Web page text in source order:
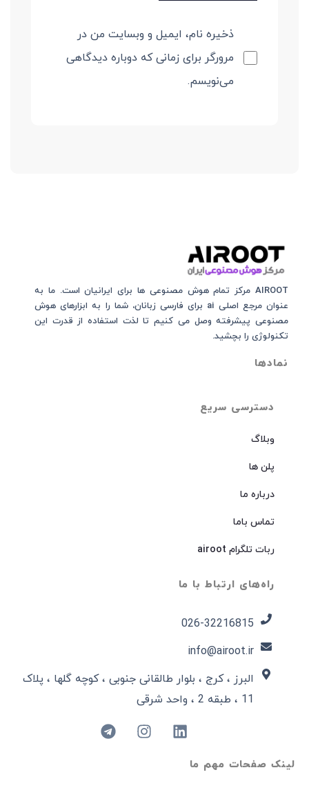
ذخیره نام، ایمیل و وبسایت من در
مرورگر برای زمانی که دوباره دیدگاهی
می‌نویسم.
لینک صفحات مهم ما
دسترسی سریع
وبلاگ
پلن ها
درباره ما
تماس باما
ربات تلگرام airoot
راه‌های ارتباط با ما
026-32216815​
info@airoot.ir
البرز ، کرج ، بلوار طالقانی جنوبی ، کوچه گلها ، پلاک
11 ، طبقه 2 ، واحد شرقی
AIROOT مرکز تمام هوش مصنوعی‌‌‌ ها برای ایرانیان است. ما به
عنوان مرجع اصلی ai برای فارسی زبانان، شما را به ابزارهای هوش
مصنوعی پیشرفته وصل می کنیم تا لذت استفاده از قدرت این
تکنولوژی را بچشید.
نمادها